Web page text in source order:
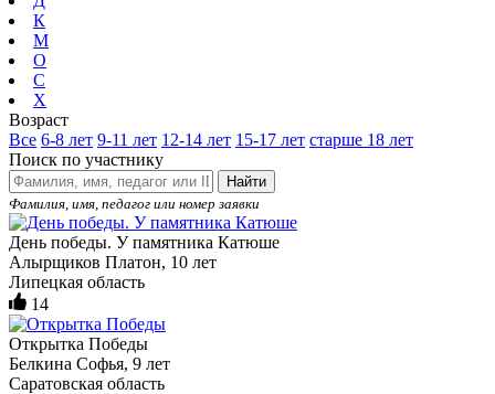
К
М
О
С
Х
Возраст
Все 6-8 лет 9-11 лет 12-14 лет 15-17 лет старше 18 лет
Поиск по участнику
Найти
Фамилия, имя, педагог или номер заявки
День победы. У памятника Катюше
Алырщиков Платон, 10 лет
Липецкая область
14
Открытка Победы
Белкина Софья, 9 лет
Саратовская область